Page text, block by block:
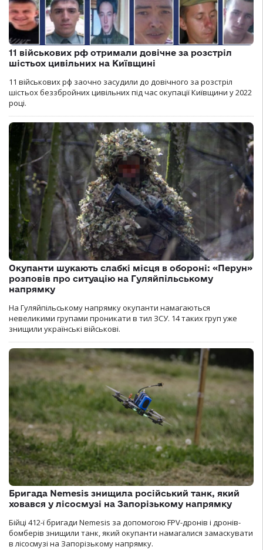
11 військових рф отримали довічне за розстріл
шістьох цивільних на Київщині
11 військових рф заочно засудили до довічного за розстріл
шістьох беззбройних цивільних під час окупації Київщини у 2022
році.
Окупанти шукають слабкі місця в обороні: «Перун»
розповів про ситуацію на Гуляйпільському
напрямку
На Гуляйпільському напрямку окупанти намагаються
невеликими групами проникати в тил ЗСУ. 14 таких груп уже
знищили українські військові.
Бригада Nemesis знищила російський танк, який
ховався у лісосмузі на Запорізькому напрямку
Бійці 412-ї бригади Nemesis за допомогою FPV-дронів і дронів-
бомберів знищили танк, який окупанти намагалися замаскувати
в лісосмузі на Запорізькому напрямку.